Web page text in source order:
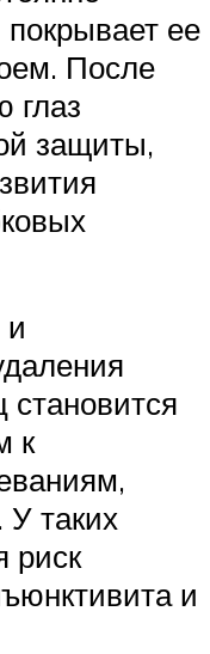
ее
После
глаз
защиты,
и
становится
к
У таких
риск
и